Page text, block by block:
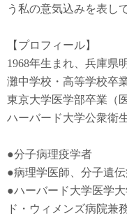
う私の意気込みを表し
【プロフィール】
1968年生まれ、兵庫県
灘中学校・高等学校卒
東京大学医学部卒業（
ハーバード大学公衆衛
●分子病理疫学者
●病理学医師、分子遺
●ハーバード大学医学
ド・ウィメンズ病院兼務